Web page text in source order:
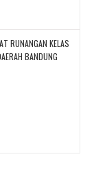
RUNANGAN KELAS
BANDUNG